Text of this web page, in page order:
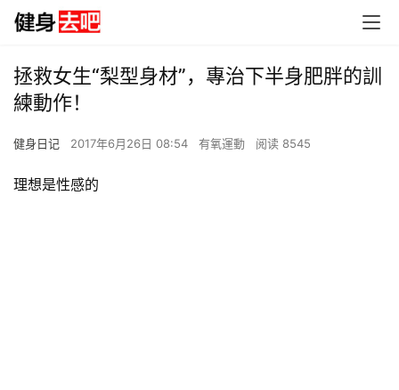
拯救女生“梨型身材”，專治下半身肥胖的訓
練動作！
健身日记 2017年6月26日 08:54 有氧運動 阅读 8545
理想是性感的